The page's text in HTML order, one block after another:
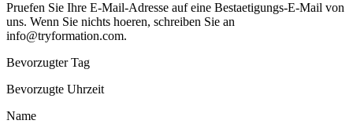
Pruefen Sie Ihre E-Mail-Adresse auf eine Bestaetigungs-E-Mail von
uns. Wenn Sie nichts hoeren, schreiben Sie an
info@tryformation.com.
Bevorzugter Tag
Bevorzugte Uhrzeit
Name